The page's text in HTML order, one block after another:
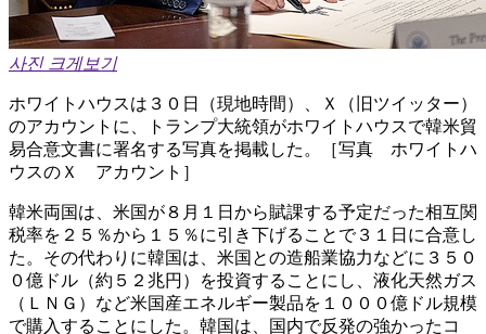
사진 크게보기
ホワイトハウスは３０日（現地時間）、Ｘ（旧ツイッター）
のアカウントに、トランプ大統領がホワイトハウスで韓米貿
易合意文書に署名する写真を掲載した。［写真 ホワイトハ
ウスのＸ アカウント］
韓米両国は、米国が８月１日から賦課する予定だった相互関
税率を２５％から１５％に引き下げることで３１日に合意し
た。その代わりに韓国は、米国との造船業協力などに３５０
０億ドル（約５２兆円）を投資することにし、液化天然ガス
（ＬＮＧ）など米国産エネルギー製品を１０００億ドル規模
で購入することにした。韓国は、国内で反発の強かったコ